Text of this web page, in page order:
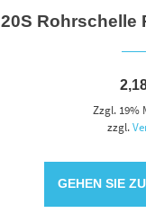
20S Rohrschelle
Zzgl. 19%
zzgl.
GEHEN SIE